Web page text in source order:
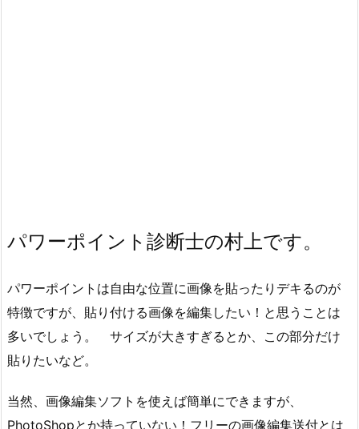
パワーポイント診断士の村上です。
パワーポイントは自由な位置に画像を貼ったりデキるのが
特徴ですが、貼り付ける画像を編集したい！と思うことは
多いでしょう。 サイズが大きすぎるとか、この部分だけ
貼りたいなど。
当然、画像編集ソフトを使えば簡単にできますが、
PhotoShopとか持っていない！フリーの画像編集送付とは